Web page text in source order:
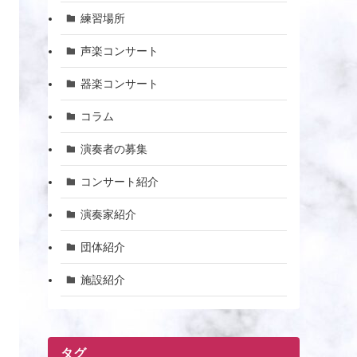
練習場所
声楽コンサート
器楽コンサート
コラム
演奏者の募集
コンサート紹介
演奏家紹介
団体紹介
施設紹介
タグ